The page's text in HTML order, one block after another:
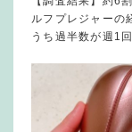
ルフプレジャーの
うち過半数が週1